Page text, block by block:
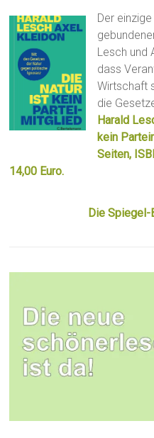
Der
Lesch und
dass
Wirtschaft
die
Harald
kein
Seiten,
14,00 Euro.
Die